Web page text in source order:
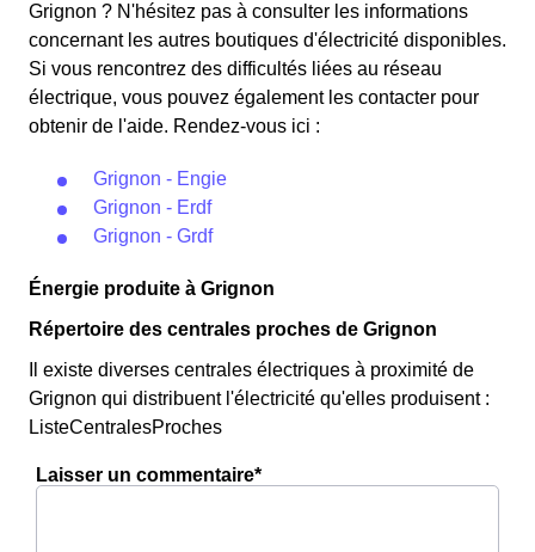
Grignon ? N'hésitez pas à consulter les informations
concernant les autres boutiques d'électricité disponibles.
Si vous rencontrez des difficultés liées au réseau
électrique, vous pouvez également les contacter pour
obtenir de l'aide. Rendez-vous ici :
Grignon - Engie
Grignon - Erdf
Grignon - Grdf
Énergie produite à Grignon
Répertoire des centrales proches de Grignon
Il existe diverses centrales électriques à proximité de
Grignon qui distribuent l'électricité qu'elles produisent :
ListeCentralesProches
Laisser un commentaire*